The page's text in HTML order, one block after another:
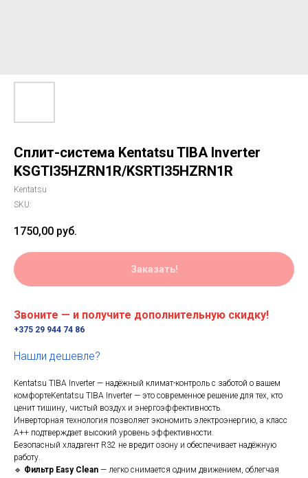
Сплит-система Kentatsu TIBA Inverter
KSGTI35HZRN1R/KSRTI35HZRN1R
Kentatsu
SKU:
1750,00 руб.
Заказать!
Звоните — и получите дополнительную скидку!
+375 29 944 74 86
Нашли дешевле?
Kentatsu TIBA Inverter — надёжный климат-контроль с заботой о вашем
комфортеKentatsu TIBA Inverter — это современное решение для тех, кто
ценит тишину, чистый воздух и энергоэффективность.
Инверторная технология позволяет экономить электроэнергию, а класс
A++ подтверждает высокий уровень эффективности.
Безопасный хладагент R32 не вредит озону и обеспечивает надёжную
работу.
🔹 Фильтр Easy Clean — легко снимается одним движением, облегчая